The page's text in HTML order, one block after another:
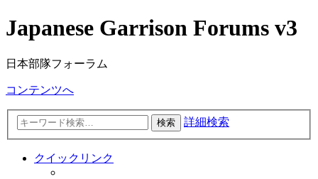
Japanese Garrison Forums v3
日本部隊フォーラム
コンテンツへ
検索 詳細検索
クイックリンク